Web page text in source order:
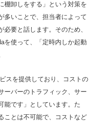
棚卸しをする」という対策を
多いことで、担当者によって
要と話します。そのため、
を使って、「定時内しか起動
スを提供しており、コストの
ーバーのトラフィック、サー
能です」としています。た
ことは不可能で、コストなど